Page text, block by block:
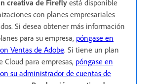
creativa de Firefly está disponible
con planes empresariales
Si desea obtener más información
para su empresa, póngase en
Ventas de Adobe. Si tiene un plan
Cloud para empresas, póngase en
su administrador de cuentas de